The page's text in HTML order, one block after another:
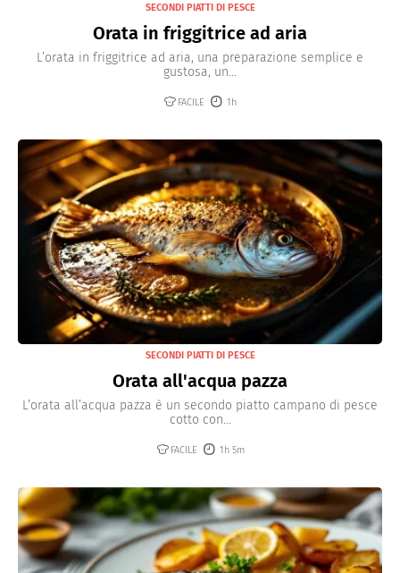
SECONDI PIATTI DI PESCE
Orata in friggitrice ad aria
L’orata in friggitrice ad aria, una preparazione semplice e
gustosa, un...
FACILE 1h
SECONDI PIATTI DI PESCE
Orata all'acqua pazza
L’orata all’acqua pazza è un secondo piatto campano di pesce
cotto con...
FACILE 1h 5m